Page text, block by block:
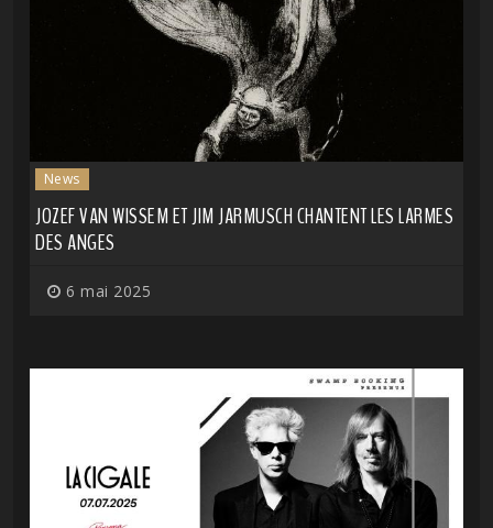
News
JOZEF VAN WISSEM ET JIM JARMUSCH CHANTENT LES LARMES
DES ANGES
6 mai 2025